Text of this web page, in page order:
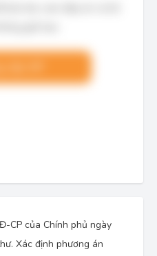
CP của Chính phủ ngày
Xác định phương án